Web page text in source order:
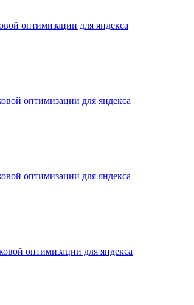
оптимизации для яндекса
оптимизации для яндекса
оптимизации для яндекса
оптимизации для яндекса